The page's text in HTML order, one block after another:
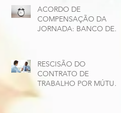
ACORDO DE
COMPENSAÇÃO DA
JORNADA: BANCO DE
RESCISÃO DO
CONTRATO DE
TRABALHO POR MÚTUO
ACORDO